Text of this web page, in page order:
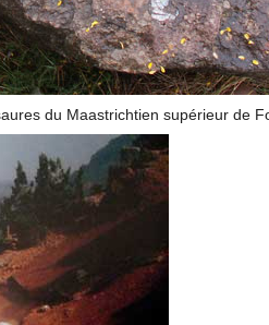
du Maastrichtien supérieur de